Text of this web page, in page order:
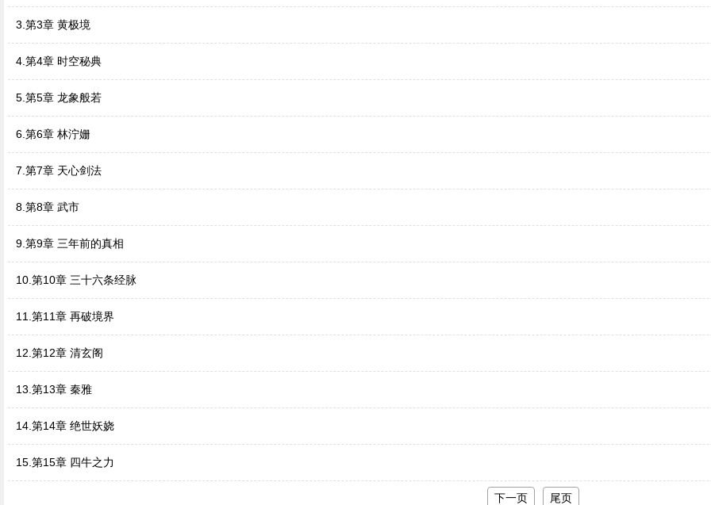
3.第3章 黄极境
4.第4章 时空秘典
5.第5章 龙象般若
6.第6章 林泞姗
7.第7章 天心剑法
8.第8章 武市
9.第9章 三年前的真相
10.第10章 三十六条经脉
11.第11章 再破境界
12.第12章 清玄阁
13.第13章 秦雅
14.第14章 绝世妖娆
15.第15章 四牛之力
下一页 尾页